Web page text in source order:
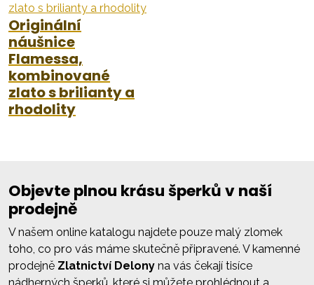
Originální
náušnice
Flamessa,
kombinované
zlato s brilianty a
rhodolity
Objevte plnou krásu šperků v naší
prodejně
V našem online katalogu najdete pouze malý zlomek
toho, co pro vás máme skutečně připravené. V kamenné
prodejně Zlatnictví Delony na vás čekají tisíce